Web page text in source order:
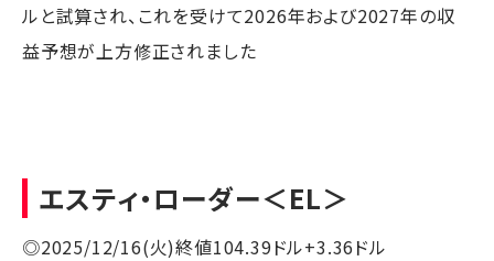
ルと試算され、これを受けて2026年および2027年の収
益予想が上方修正されました
エスティ・ローダー＜EL＞
◎2025/12/16(火)終値104.39ドル+3.36ドル